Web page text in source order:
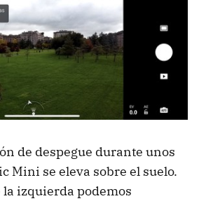
de despegue durante unos
Mini se eleva sobre el suelo.
la izquierda podemos